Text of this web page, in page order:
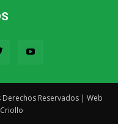
Derechos Reservados | Web